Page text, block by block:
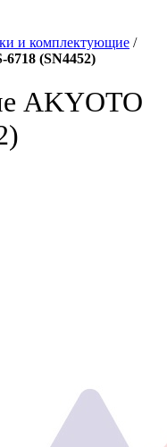
и комплектующие /
(SN4452)
AKYOTO